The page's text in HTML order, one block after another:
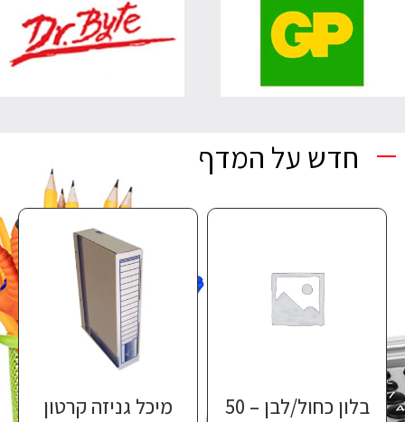
חדש על המדף
בלון כחול/לבן – 50
מיכל גניזה קרטון